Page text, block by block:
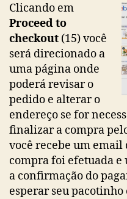
Clicando em
Proceed to
checkout (15) você
será direcionado a
uma página onde
poderá revisar o
pedido e alterar o
endereço se for
finalizar a compra
você recebe um email
compra foi efetuada e
a confirmação do
esperar seu pacotinho